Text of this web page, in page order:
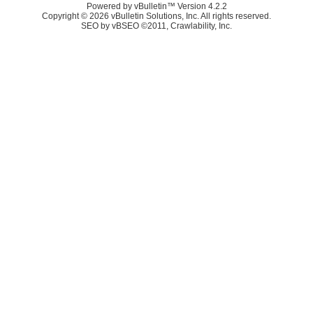
Powered by vBulletin™ Version 4.2.2
Copyright © 2026 vBulletin Solutions, Inc. All rights reserved.
SEO by vBSEO ©2011, Crawlability, Inc.